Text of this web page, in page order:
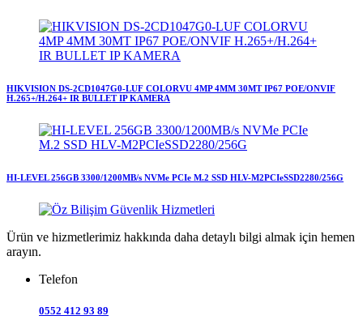
HIKVISION DS-2CD1047G0-LUF COLORVU 4MP 4MM 30MT IP67 POE/ONVIF
H.265+/H.264+ IR BULLET IP KAMERA
HI-LEVEL 256GB 3300/1200MB/s NVMe PCIe M.2 SSD HLV-M2PCIeSSD2280/256G
Ürün ve hizmetlerimiz hakkında daha detaylı bilgi almak için hemen
arayın.
Telefon
0552 412 93 89